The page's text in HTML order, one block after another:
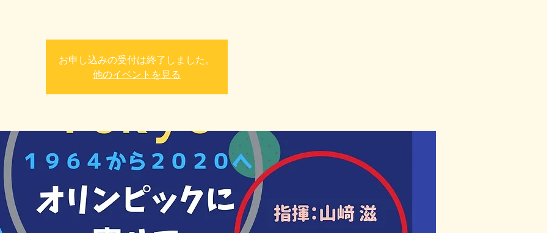
お申し込みの受付は終了しました。
他のイベントを見る